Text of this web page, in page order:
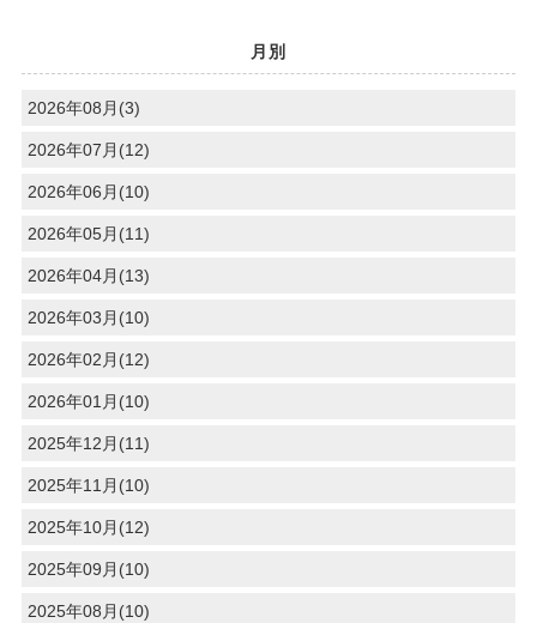
月別
2026年08月(3)
2026年07月(12)
2026年06月(10)
2026年05月(11)
2026年04月(13)
2026年03月(10)
2026年02月(12)
2026年01月(10)
2025年12月(11)
2025年11月(10)
2025年10月(12)
2025年09月(10)
2025年08月(10)